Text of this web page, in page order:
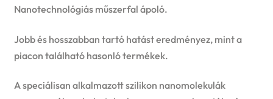
Nanotechnológiás műszerfal ápoló.
Jobb és hosszabban tartó hatást eredményez, mint a
piacon található hasonló termékek.
A speciálisan alkalmazott szilikon nanomolekulák